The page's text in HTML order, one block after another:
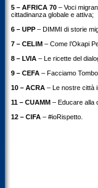
5 – AFRICA 70 – Voci
cittadinanza globale e attiva;
6 – UPP – DIMMI di storie
7 – CELIM – Come l’Okapi
8 – LVIA – Le ricette del
9 – CEFA – Facciamo
10 – ACRA – Le nostre città
11 – CUAMM – Educare alla
12 – CIFA – #ioRispetto.